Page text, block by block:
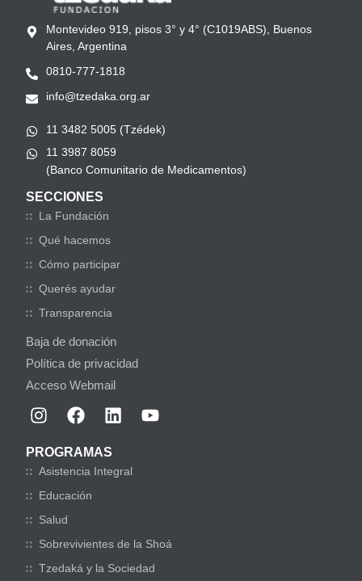
Montevideo 919, pisos 3° y 4° (C1019ABS), Buenos
Aires, Argentina
0810-777-1818
info@tzedaka.org.ar
11 3482 5005 (Tzédek)
11 3987 8059
(Banco Comunitario de Medicamentos)
SECCIONES
La Fundación
Qué hacemos
Cómo participar
Querés ayudar
Transparencia
Baja de donación
Política de privacidad
Acceso Webmail
PROGRAMAS
Asistencia Integral
Educación
Salud
Sobrevivientes de la Shoá
Tzedaká y la Sociedad